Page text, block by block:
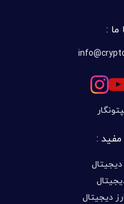
:
:
دیجیتال